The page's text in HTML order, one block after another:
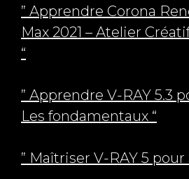
” Apprendre Corona
Max 2021 – Atelier
“
” Apprendre V-RAY 5.3
Les fondamentaux “
” Maîtriser V-RAY 5 pour